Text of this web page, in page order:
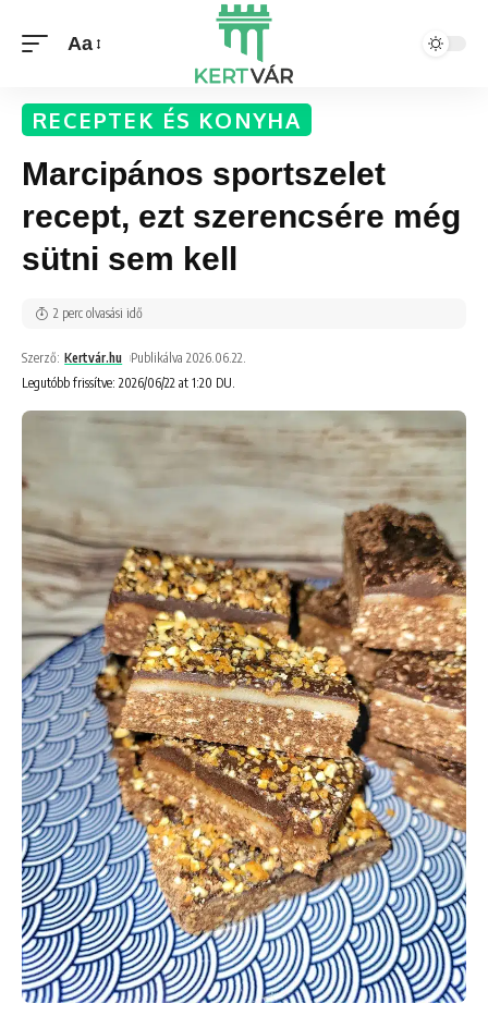
Aa
RECEPTEK ÉS KONYHA
Marcipános sportszelet
recept, ezt szerencsére még
sütni sem kell
Legutóbb frissítve: 2026/06/22 at 1:20 DU.
Szerző: Kertvár.hu Publikálva 2026.06.22.
2 perc olvasási idő